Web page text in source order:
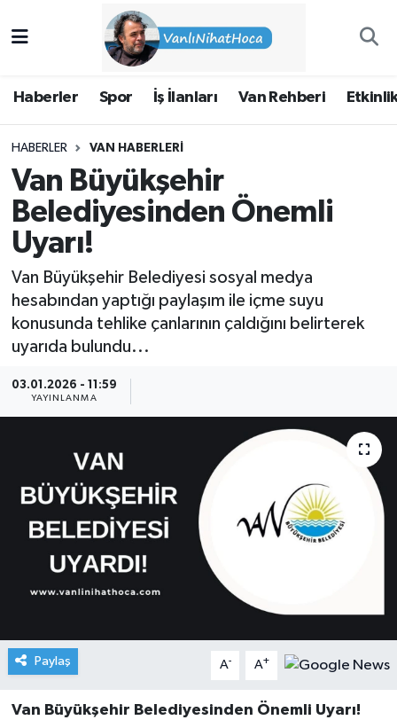
Haberler Spor İş İlanları Van Rehberi
HABERLER VAN HABERLERI
Van Büyükşehir
Belediyesinden Önemli
Uyarı!
Van Büyükşehir Belediyesi sosyal medya
hesabından yaptığı paylaşım ile içme suyu
konusunda tehlike çanlarının çaldığını belirterek
uyarıda bulundu...
03.01.2026 - 11:59
YAYINLANMA
Paylaş A- A+
Van Büyükşehir Belediyesinden Önemli Uyarı!
Van Rehberi
Etkinlikler
Köşe Yazıları
Hakkımda
İpekyolu Nöbetçi Eczaneler
Süper Lig Puan Durumu ve Fikstür
Tüm Manşetler
Son Dakika Haberleri
Haber Arşivi